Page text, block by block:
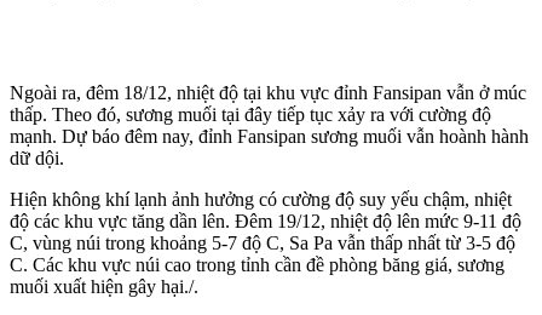
Ngoài ra, đêm 18/12, nhiệt độ tại khu vực đỉnh Fansipan vẫn ở múc
thấp. Theo đó, sương muối tại đây tiếp tục xảy ra với cường độ
mạnh. Dự báo đêm nay, đỉnh Fansipan sương muối vẫn hoành hành
dữ dội.
Hiện không khí lạnh ảnh hưởng có cường độ suy yếu chậm, nhiệt
độ các khu vực tăng dần lên. Đêm 19/12, nhiệt độ lên mức 9-11 độ
C, vùng núi trong khoảng 5-7 độ C, Sa Pa vẫn thấp nhất từ 3-5 độ
C. Các khu vực núi cao trong tỉnh cần đề phòng băng giá, sương
muối xuất hiện gây hại./.